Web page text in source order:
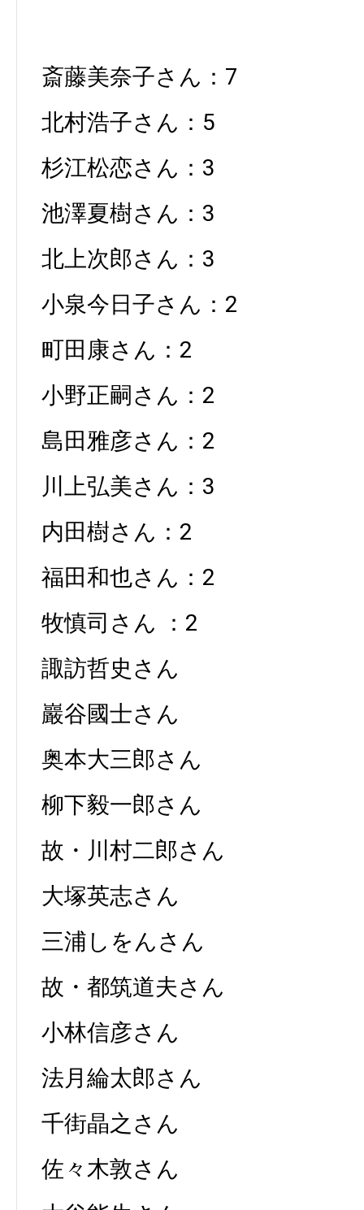
斎藤美奈子さん：7
北村浩子さん：5
杉江松恋さん：3
池澤夏樹さん：3
北上次郎さん：3
小泉今日子さん：2
町田康さん：2
小野正嗣さん：2
島田雅彦さん：2
川上弘美さん：3
内田樹さん：2
福田和也さん：2
牧慎司さん ：2
諏訪哲史さん
巖谷國士さん
奥本大三郎さん
柳下毅一郎さん
故・川村二郎さん
大塚英志さん
三浦しをんさん
故・都筑道夫さん
小林信彦さん
法月綸太郎さん
千街晶之さん
佐々木敦さん